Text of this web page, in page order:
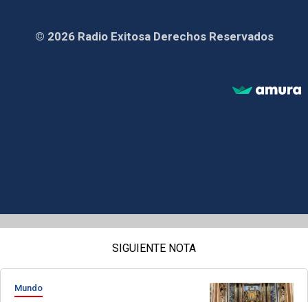
© 2026 Radio Exitosa Derechos Reservados
SIGUIENTE NOTA
Mundo